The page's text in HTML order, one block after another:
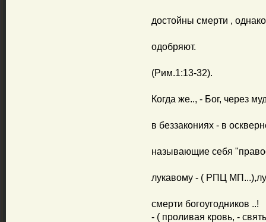
достойны смерти ,
одобряют.
(Рим.1:13-32).
Когда же.., - Бог, через
в беззакониях - в
называющие себя
лукавому - ( РПЦ
смерти богоугодников ..!
- ( проливая кровь, -